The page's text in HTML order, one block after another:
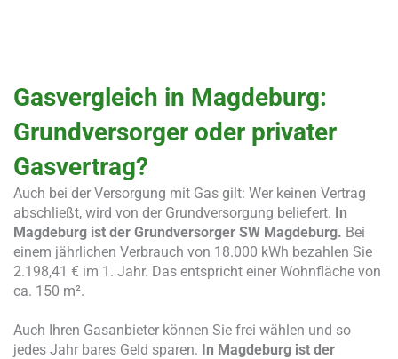
Gasvergleich in Magdeburg:
Grundversorger oder privater
Gasvertrag?
Auch bei der Versorgung mit Gas gilt: Wer keinen Vertrag
abschließt, wird von der Grundversorgung beliefert. In
Magdeburg ist der Grundversorger SW Magdeburg. Bei
einem jährlichen Verbrauch von 18.000 kWh bezahlen Sie
2.198,41 € im 1. Jahr. Das entspricht einer Wohnfläche von
ca. 150 m².
Auch Ihren Gasanbieter können Sie frei wählen und so
jedes Jahr bares Geld sparen. In Magdeburg ist der